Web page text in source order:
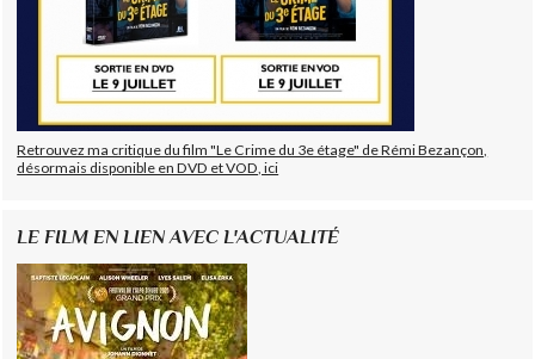
Retrouvez ma critique du film "Le Crime du 3e étage" de Rémi Bezançon,
désormais disponible en DVD et VOD, ici
LE FILM EN LIEN AVEC L'ACTUALITÉ